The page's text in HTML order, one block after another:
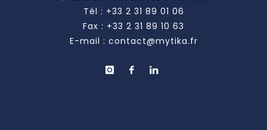
Tél : +33 2 31 89 01 06
Fax : +33 2 31 89 10 63
E-mail : contact@mytika.fr